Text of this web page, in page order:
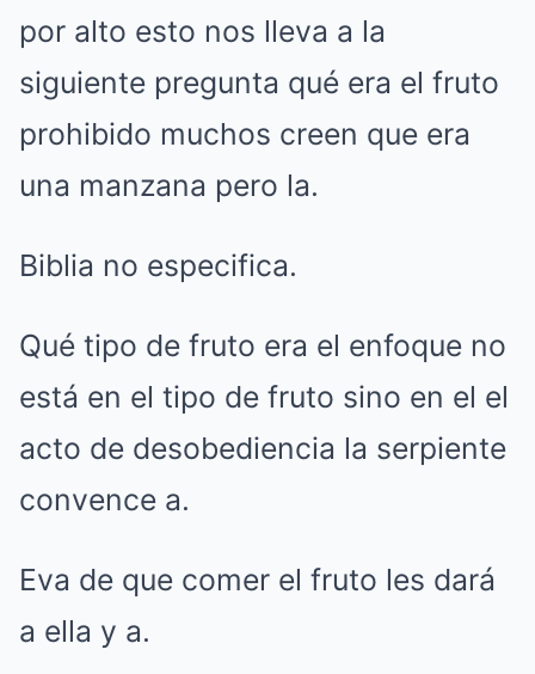
por alto esto nos lleva a la
siguiente pregunta qué era el fruto
prohibido muchos creen que era
una manzana pero la.
Biblia no especifica.
Qué tipo de fruto era el enfoque no
está en el tipo de fruto sino en el el
acto de desobediencia la serpiente
convence a.
Eva de que comer el fruto les dará
a ella y a.